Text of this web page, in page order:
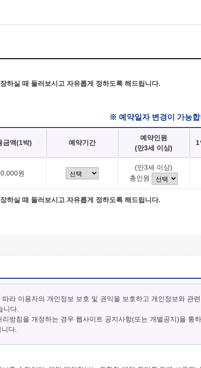
하실 때 둘러보시고 자유롭게 정하도록 해드립니다.
※ 예약일자 변경이 가능
금액(1박) 예약기간
예약인원
(만3세 이상)
원
(만3세 이상)
총인원
하실 때 둘러보시고 자유롭게 정하도록 해드립니다.
라 이용자의 개인정보 보호 및 권익을 보호하고 개인정보와 관
니다.
방침을 개정하는 경우 웹사이트 공지사항(또는 개별공지)을 통
다.